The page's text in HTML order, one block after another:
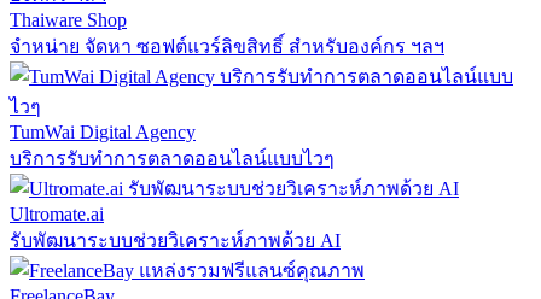
Thaiware Shop
จำหน่าย จัดหา ซอฟต์แวร์ลิขสิทธิ์ สำหรับองค์กร ฯลฯ
TumWai Digital Agency
บริการรับทำการตลาดออนไลน์แบบไวๆ
Ultromate.ai
รับพัฒนาระบบช่วยวิเคราะห์ภาพด้วย AI